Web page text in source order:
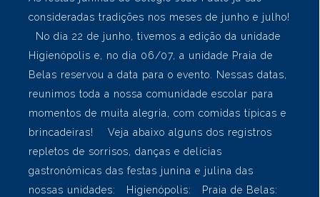
LEIA MAIS
Festas juninas animaram as
unidades do Colégio João
Paulo
As festas juninas do Colégio João Paulo já são
consideradas tradições nos meses de junho e julho!
No dia 22 de junho, tivemos a edição da unidade